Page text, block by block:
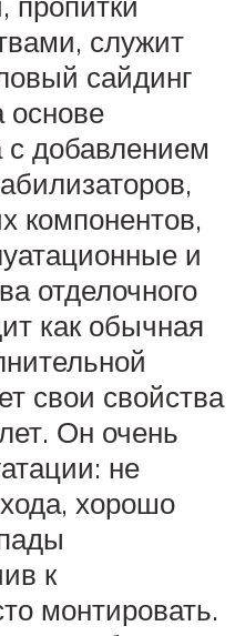
служит
сайдинг
основе
добавлением
компонентов,
и
отделочного
как обычная
свои свойства
Он очень
не
хорошо
к
монтировать.